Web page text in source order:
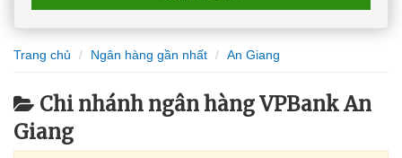
Trang chủ Ngân hàng gần nhất An Giang
Chi nhánh ngân hàng VPBank An
Giang